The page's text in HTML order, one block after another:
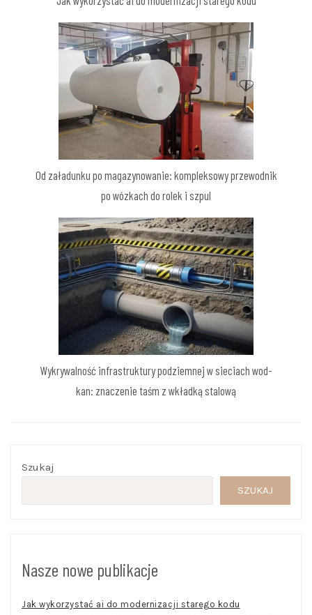
Od załadunku po magazynowanie: kompleksowy przewodnik
po wózkach do rolek i szpul
Wykrywalność infrastruktury podziemnej w sieciach wod-
kan: znaczenie taśm z wkładką stalową
Szukaj
SZUKAJ
Nasze nowe publikacje
Jak wykorzystać ai do modernizacji starego kodu